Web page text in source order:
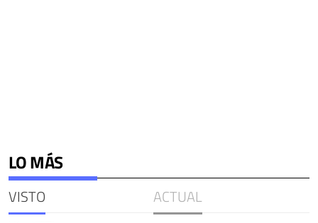
LO MÁS
VISTO ACTUAL